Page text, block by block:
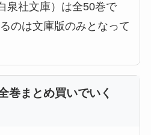
泉社文庫）は全50巻で
のは文庫版のみとなって
巻まとめ買いでいく